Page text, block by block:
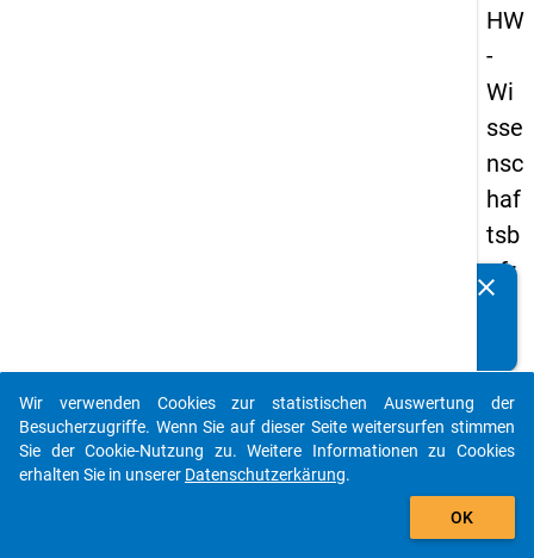
HW
-
Wi
sse
nsc
haf
tsb
efr
g
20
23
Details
clear
auto_stories
add_shopping_cart
Wir verwenden Cookies zur statistischen Auswertung der
Besucherzugriffe. Wenn Sie auf dieser Seite weitersurfen stimmen
Sie der Cookie-Nutzung zu. Weitere Informationen zu Cookies
erhalten Sie in unserer Datenschutzerkärung.
OK